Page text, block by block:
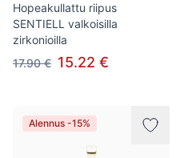
Hopeakullattu riipus
SENTIELL valkoisilla
zirkonioilla
17.90 € 15.22 €
Alennus -15%